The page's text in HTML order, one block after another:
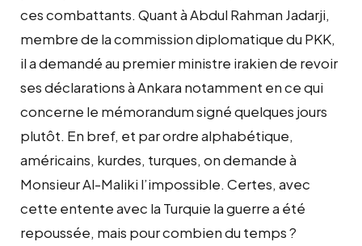
ces combattants. Quant à Abdul Rahman Jadarji,
membre de la commission diplomatique du PKK,
il a demandé au premier ministre irakien de revoir
ses déclarations à Ankara notamment en ce qui
concerne le mémorandum signé quelques jours
plutôt. En bref, et par ordre alphabétique,
américains, kurdes, turques, on demande à
Monsieur Al-Maliki l’impossible. Certes, avec
cette entente avec la Turquie la guerre a été
repoussée, mais pour combien du temps ?